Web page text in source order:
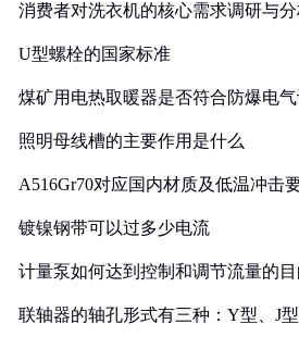
消费者对洗衣机的核心需求调研与
U型螺栓的国家标准
煤矿用电热取暖器是否符合防爆电
照明母线槽的主要作用是什么
A516Gr70对应国内材质及低温冲击
镀镍钢带可以过多少电流
计量泵如何达到控制和调节流量的目
联轴器的轴孔形式有三种：Y型、J